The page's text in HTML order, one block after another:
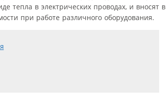
тепла в электрических проводах, и вносят в
при работе различного оборудования.